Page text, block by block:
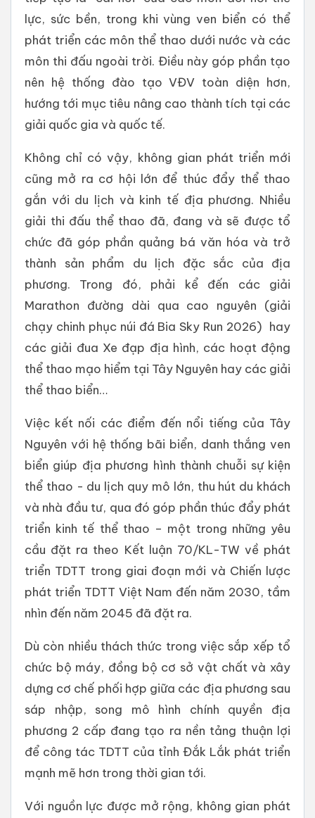
lực, sức bền, trong khi vùng ven biển có thể
phát triển các môn thể thao dưới nước và các
môn thi đấu ngoài trời. Điều này góp phần tạo
nên hệ thống đào tạo VĐV toàn diện hơn,
hướng tới mục tiêu nâng cao thành tích tại các
giải quốc gia và quốc tế.
Không chỉ có vậy, không gian phát triển mới
cũng mở ra cơ hội lớn để thúc đẩy thể thao
gắn với du lịch và kinh tế địa phương. Nhiều
giải thi đấu thể thao đã, đang và sẽ được tổ
chức đã góp phần quảng bá văn hóa và trở
thành sản phẩm du lịch đặc sắc của địa
phương. Trong đó, phải kể đến các giải
Marathon đường dài qua cao nguyên (giải
chạy chinh phục núi đá Bia Sky Run 2026) hay
các giải đua Xe đạp địa hình, các hoạt động
thể thao mạo hiểm tại Tây Nguyên hay các giải
thể thao biển…
Việc kết nối các điểm đến nổi tiếng của Tây
Nguyên với hệ thống bãi biển, danh thắng ven
biển giúp địa phương hình thành chuỗi sự kiện
thể thao - du lịch quy mô lớn, thu hút du khách
và nhà đầu tư, qua đó góp phần thúc đẩy phát
triển kinh tế thể thao – một trong những yêu
cầu đặt ra theo Kết luận 70/KL-TW về phát
triển TDTT trong giai đoạn mới và Chiến lược
phát triển TDTT Việt Nam đến năm 2030, tầm
nhìn đến năm 2045 đã đặt ra.
Dù còn nhiều thách thức trong việc sắp xếp tổ
chức bộ máy, đồng bộ cơ sở vật chất và xây
dựng cơ chế phối hợp giữa các địa phương sau
sáp nhập, song mô hình chính quyền địa
phương 2 cấp đang tạo ra nền tảng thuận lợi
để công tác TDTT của tỉnh Đắk Lắk phát triển
mạnh mẽ hơn trong thời gian tới.
Với nguồn lực được mở rộng, không gian phát